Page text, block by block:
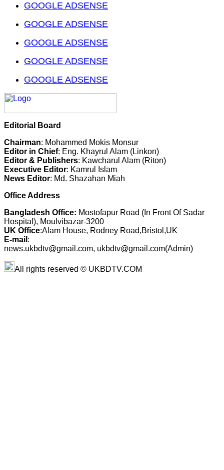
GOOGLE ADSENSE
GOOGLE ADSENSE
GOOGLE ADSENSE
GOOGLE ADSENSE
GOOGLE ADSENSE
Editorial Board
Chairman: Mohammed Mokis Monsur
Editor in Chief: Eng. Khayrul Alam (Linkon)
Editor & Publishers: Kawcharul Alam (Riton)
Executive Editor: Kamrul Islam
News Editor: Md. Shazahan Miah
Office Address
Bangladesh Office: Mostofapur Road (In Front Of Sadar
Hospital), Moulvibazar-3200
UK Office:Alam House, Rodney Road,Bristol,UK
E-mail :
news.ukbdtv@gmail.com, ukbdtv@gmail.com(Admin)
All rights reserved © UKBDTV.COM